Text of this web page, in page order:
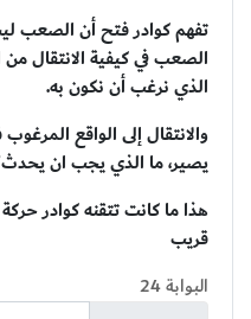
تفهم كوادر فتح أن الصعب
الصعب في كيفية الانتقال
الذي نرغب أن نكون به.
والانتقال إلى الواقع
يصير، ما الذي يجب ان
هذا ما كانت تتقنه كوادر
قريب
البوابة 24